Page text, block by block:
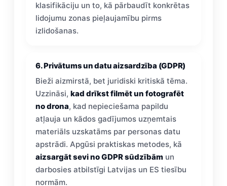
klasifikāciju un to, kā pārbaudīt konkrētas
lidojumu zonas pieļaujamību pirms
izlidošanas.
6. Privātums un datu aizsardzība (GDPR)
Bieži aizmirstā, bet juridiski kritiskā tēma.
Uzzināsi, kad drīkst filmēt un fotografēt
no drona, kad nepieciešama papildu
atļauja un kādos gadījumos uzņemtais
materiāls uzskatāms par personas datu
apstrādi. Apgūsi praktiskas metodes, kā
aizsargāt sevi no GDPR sūdzībām un
darbosies atbilstīgi Latvijas un ES tiesību
normām.